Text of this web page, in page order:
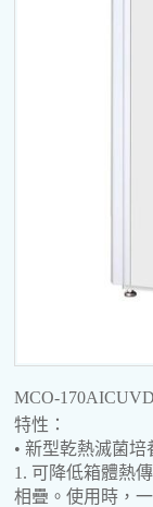
MCO-
特性：
• 新型乾熱滅菌培
1. 可降低箱體熱
相疊。使用時，